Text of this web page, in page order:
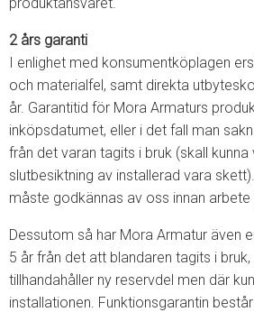
2 års garanti
I enlighet med konsumentköplagen
och materialfel, samt direkta
år. Garantitid för Mora Armaturs
inköpsdatumet, eller i det fall man
från det varan tagits i bruk (skall kunna
slutbesiktning av installerad vara
måste godkännas av oss innan
Dessutom så har Mora Armatur även
5 år från det att blandaren tagits i
tillhandahåller ny reservdel men där
installationen. Funktionsgarantin